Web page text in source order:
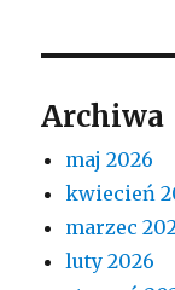
Archiwa
maj 2026
kwiecień
marzec
luty 2026